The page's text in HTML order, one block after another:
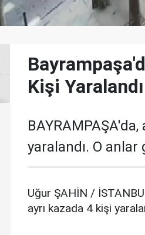
Kişi Yaralandı
yaralandı. O anlar
Uğur ŞAHİN /
ayrı kazada 4 kişi